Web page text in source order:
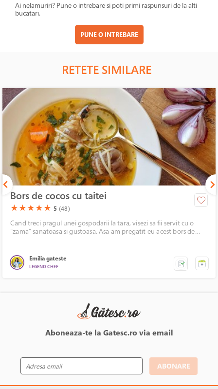
Ai nelamuriri? Pune o intrebare si poti primi raspunsuri de la alti
bucatari.
PUNE O INTREBARE
RETETE SIMILARE
Bors de cocos cu taitei
(*)
★(*)
★(*)
★(*)
★(*)
★ 5 (48)
Cand treci pragul unei gospodarii la tara, visezi sa fii servit cu o
”zama” sanatoasa si gustoasa. Asa am pregatit eu acest bors de
preparati in casa, cu ajutorul masinii de facut paste.
Emilia gateste
LEGEND CHEF
Aboneaza-te la Gatesc.ro via email
ABONARE